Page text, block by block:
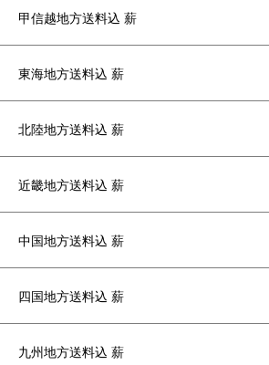
甲信越地方送料込 薪
東海地方送料込 薪
北陸地方送料込 薪
近畿地方送料込 薪
中国地方送料込 薪
四国地方送料込 薪
九州地方送料込 薪